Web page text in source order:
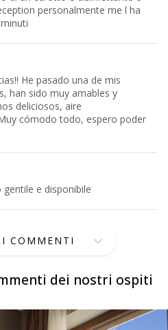
dei nostri ospiti
personalmente me l ha
He pasado una de mis
han sido muy amables y
deliciosos, aire
cómodo todo, espero poder
e disponibile
COMMENTI